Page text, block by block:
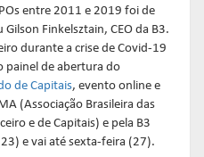
entre 2011 e 2019 foi de
Finkelsztain, CEO da B3.
durante a crise de Covid-19
painel de abertura do
de Capitais, evento online e
(Associação Brasileira das
e de Capitais) e pela B3
e vai até sexta-feira (27).